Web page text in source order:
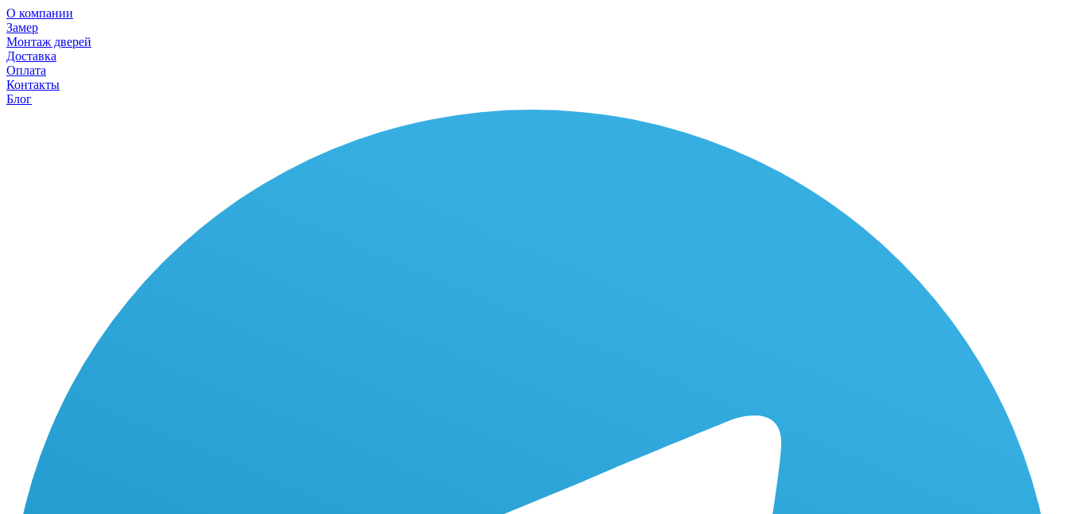
О компании
Замер
Монтаж дверей
Доставка
Оплата
Контакты
Блог